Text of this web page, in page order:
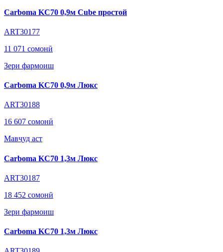
Carboma KC70 0,9м Cube простой
ART30177
11 071 сомонӣ
Зери фармоиш
Carboma KC70 0,9м Люкс
ART30188
16 607 сомонӣ
Мавҷуд аст
Carboma KC70 1,3м Люкс
ART30187
18 452 сомонӣ
Зери фармоиш
Carboma KC70 1,3м Люкс